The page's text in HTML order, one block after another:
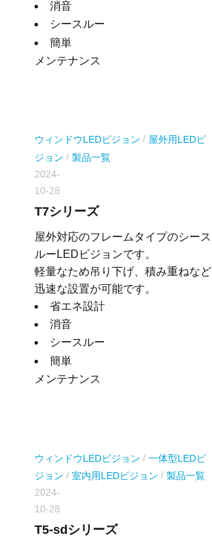
消音
シースルー
簡単
メンテナンス
ウィンドウLEDビジョン / 屋外用LEDビ
ジョン /製品一覧
2024-
10-28
T7シリーズ
屋外対応のフレームタイプのシース
ルーLEDビジョンです。
軽量なため吊り下げ、積み重ねなど
迅速な設置が可能です。
省エネ設計
消音
シースルー
簡単
メンテナンス
ウィンドウLEDビジョン /一体型LEDビ
ジョン /室内用LEDビジョン /製品一覧
2024-
10-28
T5-sdシリーズ